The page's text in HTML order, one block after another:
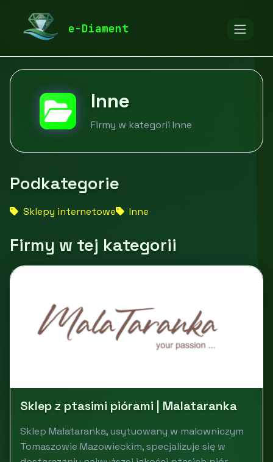
e-Diament
diamentspa.pl
Inne
Firmy w kategorii Inne
Podkategorie
Sklepy internetowe Inne
Firmy w tej kategorii
Sklep z ptasimi piórami | Malataranka
Sklep Malataranka, usytuowany w malowniczym
Tomaszowie Mazowieckim, specjalizuje się w